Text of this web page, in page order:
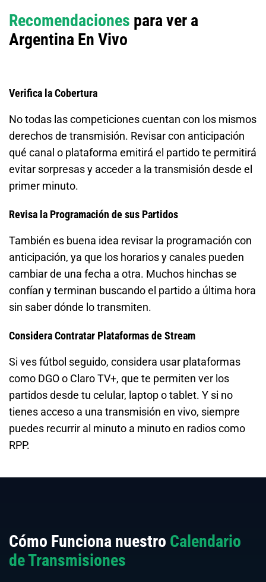
Recomendaciones para ver a
Argentina En Vivo
Verifica la Cobertura
No todas las competiciones cuentan con los mismos
derechos de transmisión. Revisar con anticipación
qué canal o plataforma emitirá el partido te permitirá
evitar sorpresas y acceder a la transmisión desde el
primer minuto.
Revisa la Programación de sus Partidos
También es buena idea revisar la programación con
anticipación, ya que los horarios y canales pueden
cambiar de una fecha a otra. Muchos hinchas se
confían y terminan buscando el partido a última hora
sin saber dónde lo transmiten.
Considera Contratar Plataformas de Stream
Si ves fútbol seguido, considera usar plataformas
como DGO o Claro TV+, que te permiten ver los
partidos desde tu celular, laptop o tablet. Y si no
tienes acceso a una transmisión en vivo, siempre
puedes recurrir al minuto a minuto en radios como
RPP.
Cómo Funciona nuestro Calendario
de Transmisiones